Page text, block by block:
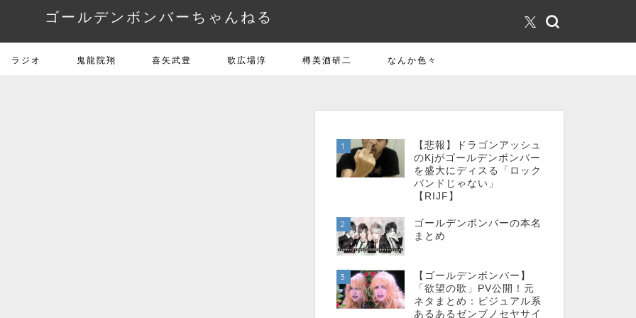
ゴールデンボンバーちゃんねる
ラジオ 鬼龍院翔 喜矢武豊 歌広場淳 樽美酒研二 なんか色々
1
【悲報】ドラゴンアッシュ
のKjがゴールデンボンバー
を盛大にディスる「ロック
バンドじゃない」
【RIJF】
2
ゴールデンボンバーの本名
まとめ
3
【ゴールデンボンバー】
「欲望の歌」PV公開！元
ネタまとめ：ビジュアル系
あるあるゼンブノセヤサイ